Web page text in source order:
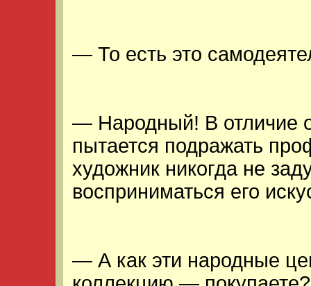
— То есть это
— Народный! В отличие
пытается подражать
художник никогда не
восприниматься его
— А как эти народные